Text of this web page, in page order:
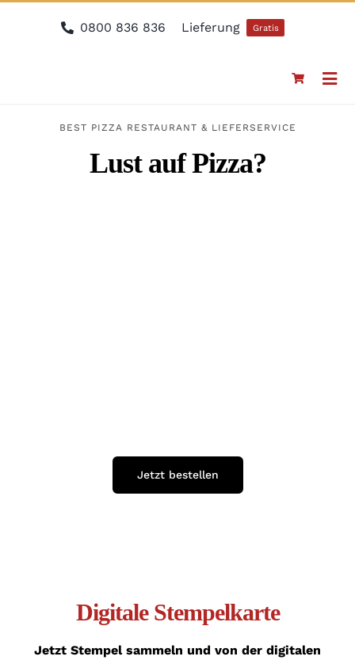
0800 836 836 Lieferung Gratis
BEST PIZZA RESTAURANT & LIEFERSERVICE
Lust auf Pizza?
Jetzt bestellen
Digitale Stempelkarte
Jetzt Stempel sammeln und von der digitalen